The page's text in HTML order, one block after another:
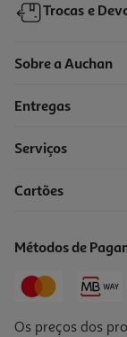
-50%
Price reduced from
99,99 €to
Promoção
Trocas e
Sobre a Auchan
Entregas
Serviços
Cartões
Métodos de
Os preços dos